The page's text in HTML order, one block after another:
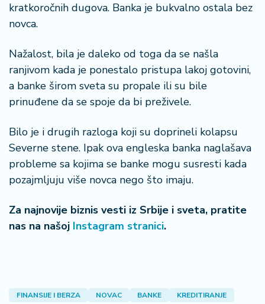
kratkoročnih dugova. Banka je bukvalno ostala bez
novca.
Nažalost, bila je daleko od toga da se našla
ranjivom kada je ponestalo pristupa lakoj gotovini,
a banke širom sveta su propale ili su bile
prinuđene da se spoje da bi preživele.
Bilo je i drugih razloga koji su doprineli kolapsu
Severne stene. Ipak ova engleska banka naglašava
probleme sa kojima se banke mogu susresti kada
pozajmljuju više novca nego što imaju.
Za najnovije biznis vesti iz Srbije i sveta, pratite
nas na našoj Instagram stranici.
FINANSIJE I BERZA NOVAC BANKE KREDITIRANJE